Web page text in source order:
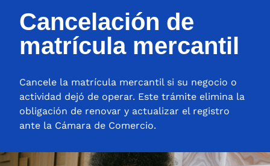
Cancelación de
matrícula mercantil
Cancele la matrícula mercantil si su negocio o
actividad dejó de operar. Este trámite elimina la
obligación de renovar y actualizar el registro
ante la Cámara de Comercio.